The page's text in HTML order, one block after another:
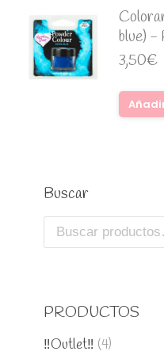
blue) -
3,50€
Buscar
PRODUCTOS
‼️Outlet‼️ (4)